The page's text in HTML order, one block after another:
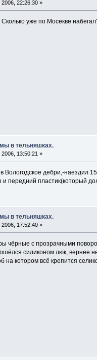
22:26:30 »
уже по Мосекве
в тельняшках.
13:50:21 »
Вологодское дебри,-наездил
передний пластик(который
в тельняшках.
17:52:40 »
с прозрачными
силиконом люк, вернее
котором всё крепится